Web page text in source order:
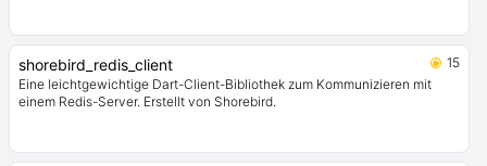
shorebird_redis_client
15
Eine leichtgewichtige Dart-Client-Bibliothek zum Kommunizieren mit
einem Redis-Server. Erstellt von Shorebird.